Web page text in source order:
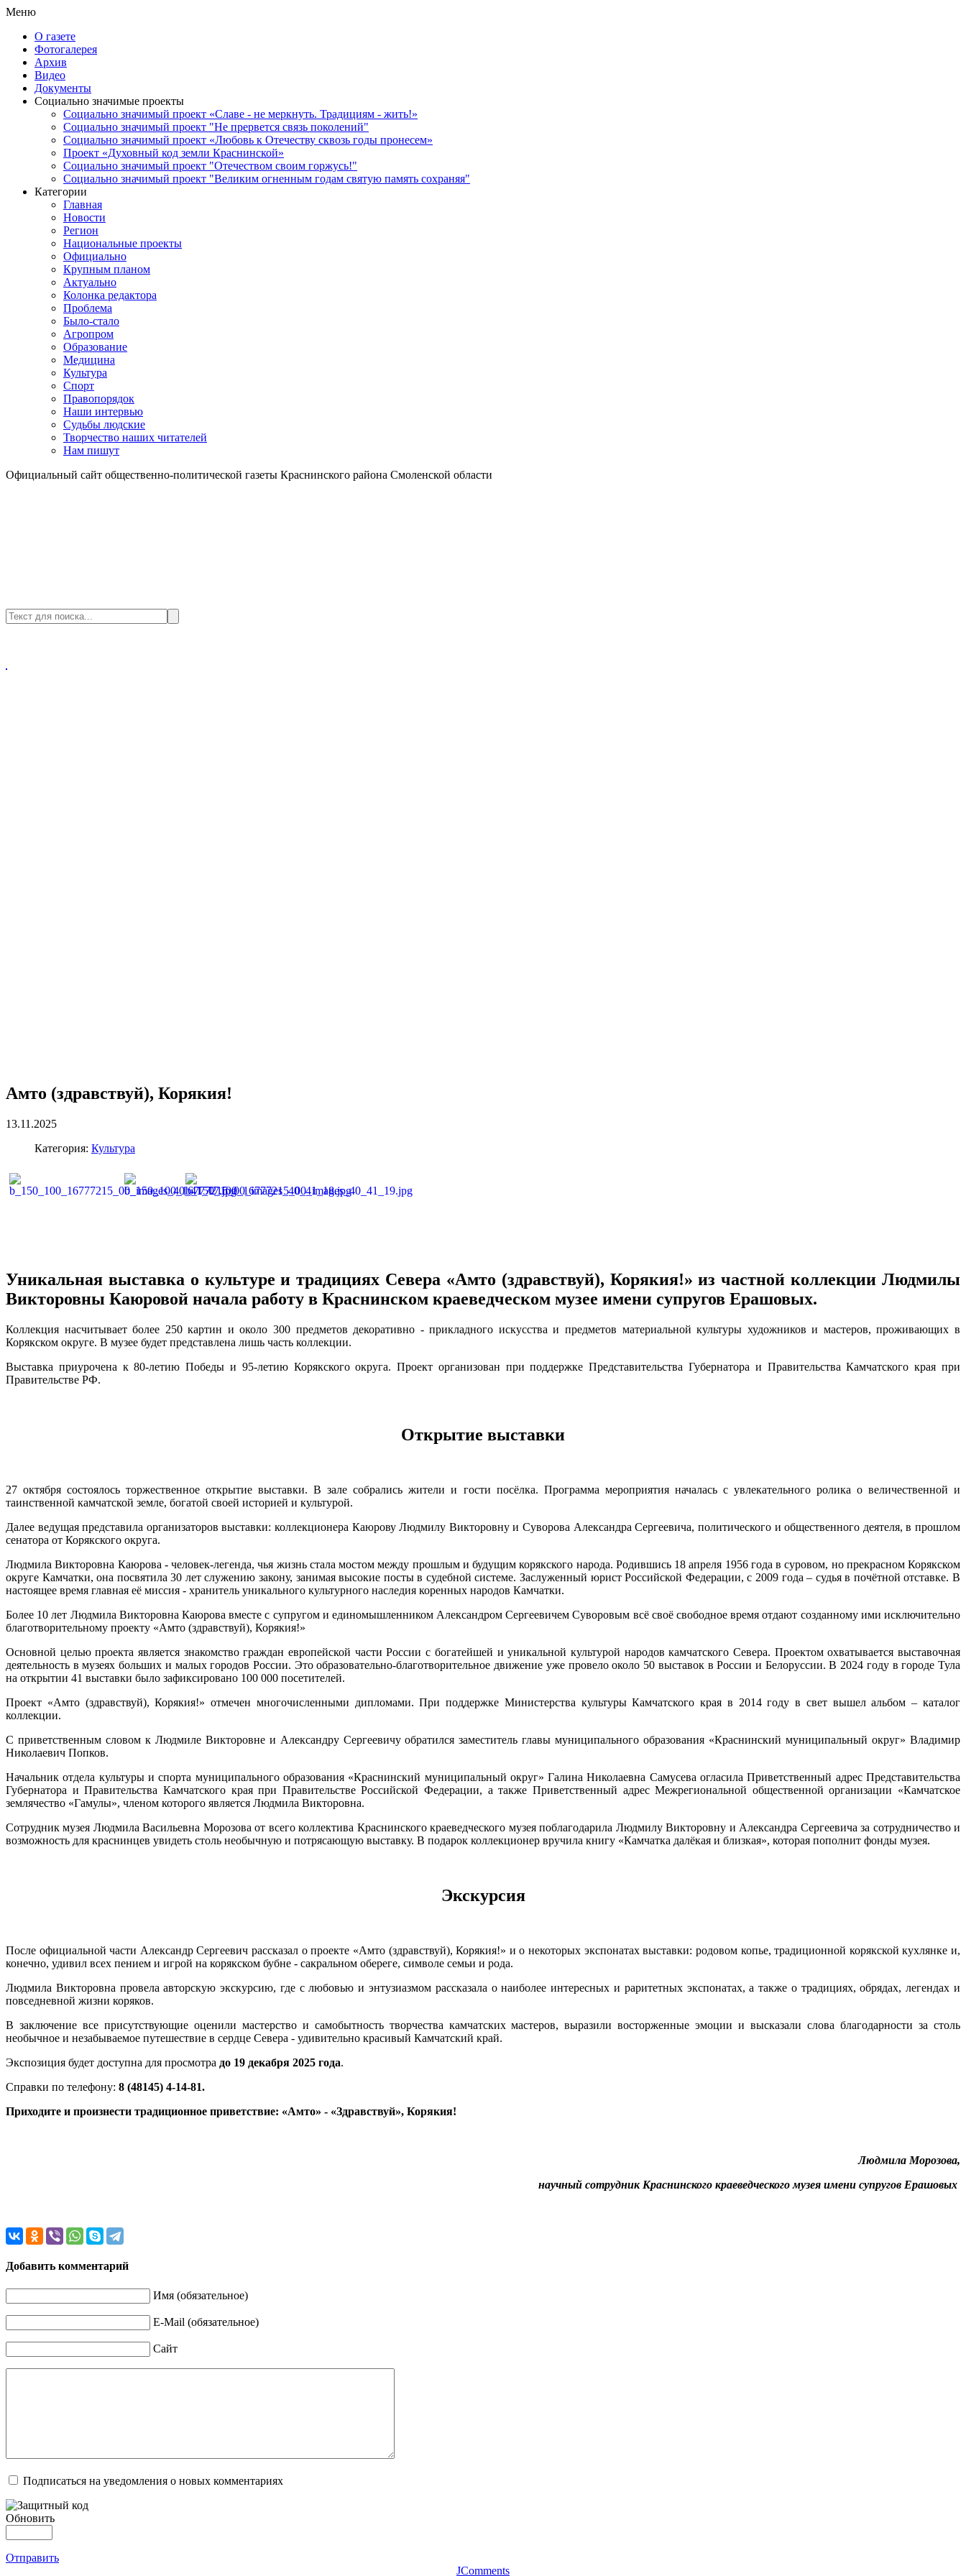
Меню
О газете
Фотогалерея
Архив
Видео
Документы
Социально значимые проекты
Социально значимый проект «Славе - не меркнуть. Традициям - жить!»
Социально значимый проект "Не прервется связь поколений"
Социально значимый проект «Любовь к Отечеству сквозь годы пронесем»
Проект «Духовный код земли Краснинской»
Социально значимый проект "Отечеством своим горжусь!"
Социально значимый проект "Великим огненным годам святую память сохраняя"
Категории
Главная
Новости
Регион
Национальные проекты
Официально
Крупным планом
Актуально
Колонка редактора
Проблема
Было-стало
Агропром
Образование
Медицина
Культура
Спорт
Правопорядок
Наши интервью
Судьбы людские
Творчество наших читателей
Нам пишут
Официальный сайт общественно-политической газеты Краснинского района Смоленской области
Амто (здравствуй), Корякия!
13.11.2025
Категория: Культура
Уникальная выставка о культуре и традициях Севера «Амто (здравствуй), Корякия!» из частной коллекции Людмилы
Викторовны Каюровой начала работу в Краснинском краеведческом музее имени супругов Ерашовых.
Коллекция насчитывает более 250 картин и около 300 предметов декоративно - прикладного искусства и предметов материальной культуры художников и мастеров, проживающих в
Корякском округе. В музее будет представлена лишь часть коллекции.
Выставка приурочена к 80-летию Победы и 95-летию Корякского округа. Проект организован при поддержке Представительства Губернатора и Правительства Камчатского края при
Правительстве РФ.
Открытие выставки
27 октября состоялось торжественное открытие выставки. В зале собрались жители и гости посёлка. Программа мероприятия началась с увлекательного ролика о величественной и
таинственной камчатской земле, богатой своей историей и культурой.
Далее ведущая представила организаторов выставки: коллекционера Каюрову Людмилу Викторовну и Суворова Александра Сергеевича, политического и общественного деятеля, в прошлом
сенатора от Корякского округа.
Людмила Викторовна Каюрова - человек-легенда, чья жизнь стала мостом между прошлым и будущим корякского народа. Родившись 18 апреля 1956 года в суровом, но прекрасном Корякском
округе Камчатки, она посвятила 30 лет служению закону, занимая высокие посты в судебной системе. Заслуженный юрист Российской Федерации, с 2009 года – судья в почётной отставке. В
настоящее время главная её миссия - хранитель уникального культурного наследия коренных народов Камчатки.
Более 10 лет Людмила Викторовна Каюрова вместе с супругом и единомышленником Александром Сергеевичем Суворовым всё своё свободное время отдают созданному ими исключительно
благотворительному проекту «Амто (здравствуй), Корякия!»
Основной целью проекта является знакомство граждан европейской части России с богатейшей и уникальной культурой народов камчатского Севера. Проектом охватывается выставочная
деятельность в музеях больших и малых городов России. Это образовательно-благотворительное движение уже провело около 50 выставок в России и Белоруссии. В 2024 году в городе Тула
на открытии 41 выставки было зафиксировано 100 000 посетителей.
Проект «Амто (здравствуй), Корякия!» отмечен многочисленными дипломами. При поддержке Министерства культуры Камчатского края в 2014 году в свет вышел альбом – каталог
коллекции.
С приветственным словом к Людмиле Викторовне и Александру Сергеевичу обратился заместитель главы муниципального образования «Краснинский муниципальный округ» Владимир
Николаевич Попков.
Начальник отдела культуры и спорта муниципального образования «Краснинский муниципальный округ» Галина Николаевна Самусева огласила Приветственный адрес Представительства
Губернатора и Правительства Камчатского края при Правительстве Российской Федерации, а также Приветственный адрес Межрегиональной общественной организации «Камчатское
землячество «Гамулы», членом которого является Людмила Викторовна.
Сотрудник музея Людмила Васильевна Морозова от всего коллектива Краснинского краеведческого музея поблагодарила Людмилу Викторовну и Александра Сергеевича за сотрудничество и
возможность для краснинцев увидеть столь необычную и потрясающую выставку. В подарок коллекционер вручила книгу «Камчатка далёкая и близкая», которая пополнит фонды музея.
Экскурсия
После официальной части Александр Сергеевич рассказал о проекте «Амто (здравствуй), Корякия!» и о некоторых экспонатах выставки: родовом копье, традиционной корякской кухлянке и,
конечно, удивил всех пением и игрой на корякском бубне - сакральном обереге, символе семьи и рода.
Людмила Викторовна провела авторскую экскурсию, где с любовью и энтузиазмом рассказала о наиболее интересных и раритетных экспонатах, а также о традициях, обрядах, легендах и
повседневной жизни коряков.
В заключение все присутствующие оценили мастерство и самобытность творчества камчатских мастеров, выразили восторженные эмоции и высказали слова благодарности за столь
необычное и незабываемое путешествие в сердце Севера - удивительно красивый Камчатский край.
Экспозиция будет доступна для просмотра до 19 декабря 2025 года.
Справки по телефону: 8 (48145) 4-14-81.
Приходите и произнести традиционное приветствие: «Амто» - «Здравствуй», Корякия!
Людмила Морозова,
научный сотрудник Краснинского краеведческогомузея имени супругов Ерашовых
Добавить комментарий
Имя (обязательное)
E-Mail (обязательное)
Сайт
Подписаться на уведомления о новых комментариях
Обновить
Отправить
JComments